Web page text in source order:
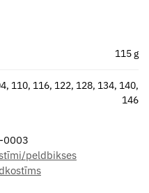
115 g
110, 116, 122, 128, 134, 140,
146
0003
peldbikses